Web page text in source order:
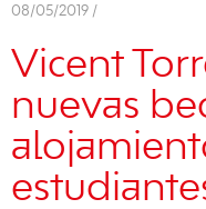
08/05/2019 /
Vicent
nuevas